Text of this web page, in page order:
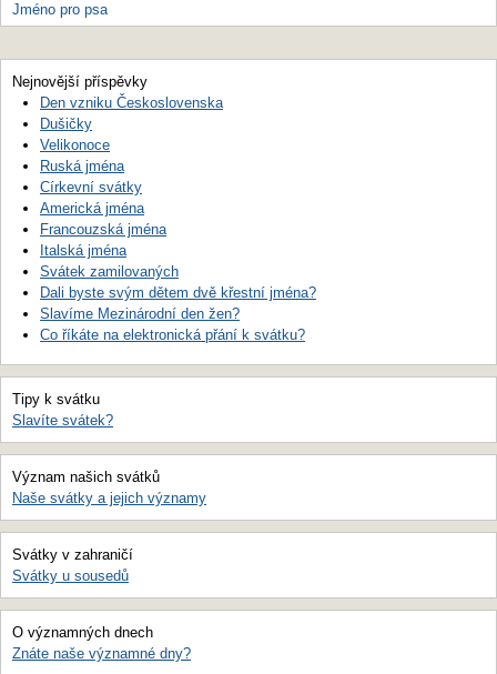
Jméno pro psa
Nejnovější příspěvky
Den vzniku Československa
Dušičky
Velikonoce
Ruská jména
Církevní svátky
Americká jména
Francouzská jména
Italská jména
Svátek zamilovaných
Dali byste svým dětem dvě křestní jména?
Slavíme Mezinárodní den žen?
Co říkáte na elektronická přání k svátku?
Tipy k svátku
Slavíte svátek?
Význam našich svátků
Naše svátky a jejich významy
Svátky v zahraničí
Svátky u sousedů
O významných dnech
Znáte naše významné dny?